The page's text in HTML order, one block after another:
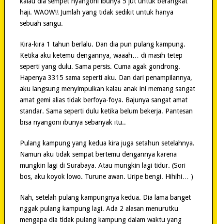
haji. WAOW!! Jumlah yang tidak sedikit untuk hanya
sebuah sangu.
Kira-kira 1 tahun berlalu. Dan dia pun pulang kampung.
Ketika aku ketemu dengannya, waaah… di masih tetep
seperti yang dulu. Sama persis. Cuma agak gondrong.
Hapenya 3315 sama seperti aku. Dan dari penampilannya,
aku langsung menyimpulkan kalau anak ini memang sangat
amat gemi alias tidak berfoya-foya. Bajunya sangat amat
standar. Sama seperti dulu ketika belum bekerja. Pantesan
bisa nyangoni ibunya sebanyak itu..
Pulang kampung yang kedua kira juga setahun setelahnya.
Namun aku tidak sempat bertemu dengannya karena
mungkin lagi di Surabaya. Atau mungkin lagi tidur. (Sori
bos, aku koyok lowo. Turune awan. Uripe bengi. Hihihi… )
Nah, setelah pulang kampungnya kedua. Dia lama banget
nggak pulang kampung lagi. Ada 2 alasan menurutku
mengapa dia tidak pulang kampung dalam waktu yang